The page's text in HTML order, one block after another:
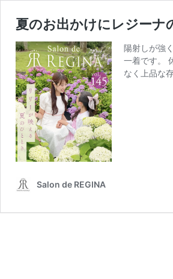
夏のお出かけにレジーナ
陽射しが強
一着です。
なく上品な
Salon de REGINA